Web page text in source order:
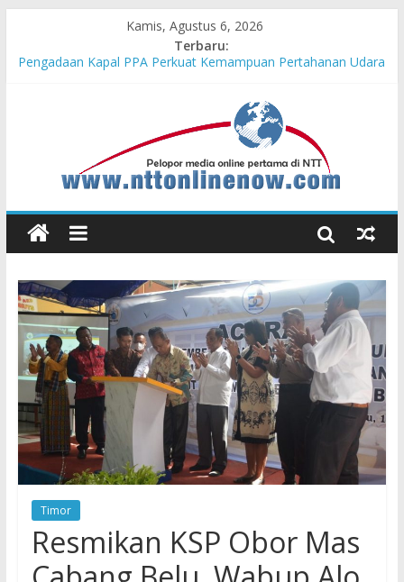
Kamis, Agustus 6, 2026
Terbaru:
Pengadaan Kapal PPA Perkuat Kemampuan Pertahanan Udara
Cahaya Kemerdekaan di Nonotbatan: Listrik Masuk Desa, PLN
Honda AT Family Day Semarakkan 11 Kota di Jawa Timur
Hasil KKN Kolaborasi UGM-Undana Jadi Pedoman Bangun
Desa Desa, Tak Sekadar Laporan
ke-81 RI
Timor
Resmikan KSP Obor Mas